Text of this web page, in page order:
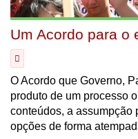
Um Acordo para o
O Acordo que Governo,
produto de um processo
conteúdos, a assumpção
opções de forma